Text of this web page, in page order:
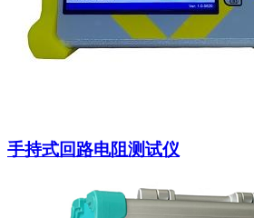
手持式回路电阻测试仪